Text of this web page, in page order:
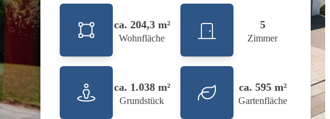
ca. 204,3 m²
Wohnfläche
5
Zimmer
ca. 1.038 m²
Grundstück
ca. 595 m²
Gartenfläche